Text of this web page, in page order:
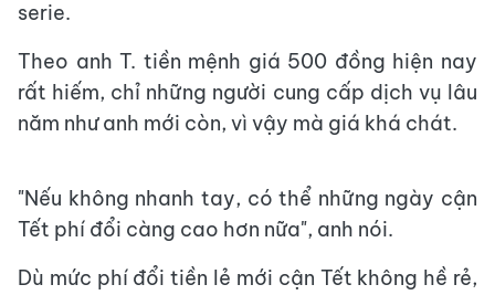
serie.
Theo anh T. tiền mệnh giá 500 đồng hiện nay
rất hiếm, chỉ những người cung cấp dịch vụ lâu
năm như anh mới còn, vì vậy mà giá khá chát.
"Nếu không nhanh tay, có thể những ngày cận
Tết phí đổi càng cao hơn nữa", anh nói.
Dù mức phí đổi tiền lẻ mới cận Tết không hề rẻ,